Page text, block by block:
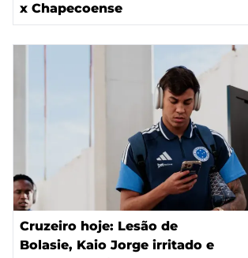
x Chapecoense
Cruzeiro hoje: Lesão de
Bolasie, Kaio Jorge irritado e